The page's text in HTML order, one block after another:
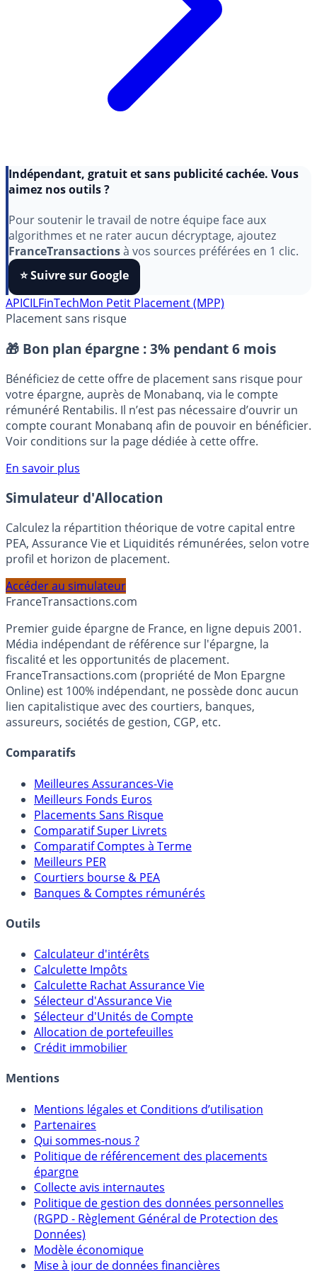
aimez nos outils ?
Pour soutenir le travail de notre équipe face aux
algorithmes et ne rater aucun décryptage, ajoutez
FranceTransactionsà vos sources préférées en 1 clic.
⭐️ Suivre sur Google
Placement sans risque
🎁 Bon plan épargne : 3% pendant 6 mois
Bénéficiez de cette offre de placement sans risque pour
votre épargne, auprès de Monabanq, via le compte
rémunéré Rentabilis. Il n’est pas nécessaire d’ouvrir un
compte courant Monabanq afin de pouvoir en bénéficier.
Voir conditions sur la page dédiée à cette offre.
En savoir plus
Simulateur d'Allocation
Calculez la répartition théorique de votre capital entre
profil et horizon de placement.
FranceTransactions.com
Premier guide épargne de France, en ligne depuis 2001.
Média indépendant de référence sur l'épargne, la
fiscalité et les opportunités de placement.
FranceTransactions.com (propriété de Mon Epargne
Online) est 100% indépendant, ne possède donc aucun
assureurs, sociétés de gestion, CGP, etc.
Comparatifs
Meilleures Assurances-Vie
Meilleurs Fonds Euros
Placements Sans Risque
Comparatif Super Livrets
Comparatif Comptes à Terme
Meilleurs PER
Courtiers bourse & PEA
Banques & Comptes rémunérés
Outils
Calculateur d'intérêts
Calculette Impôts
Calculette Rachat Assurance Vie
Sélecteur d'Assurance Vie
Sélecteur d'Unités de Compte
Crédit immobilier
Mentions
Mentions légales et Conditions d’utilisation
Partenaires
Qui sommes-nous ?
Politique de référencement des placements
épargne
Collecte avis internautes
Politique de gestion des données personnelles
(RGPD - Règlement Général de Protection des
Données)